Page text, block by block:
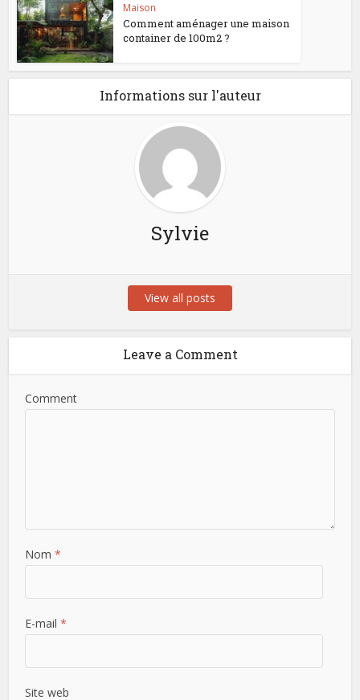
Maison
Comment aménager une maison
container de 100m2 ?
Informations sur l'auteur
Sylvie
View all posts
Leave a Comment
Comment
Nom*
E-mail*
Site web